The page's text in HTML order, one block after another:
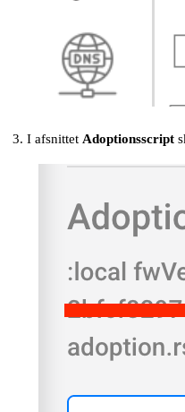
I afsnittet Adoptionsscript